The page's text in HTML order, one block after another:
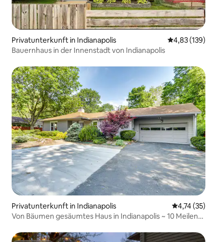
Privatunterkunft in Indianapolis
4,83 (139)
Bauernhaus in der Innenstadt von Indianapolis
Privatunterkunft in Indianapolis
4,74 (35)
Von Bäumen gesäumtes Haus in Indianapolis ~ 10 Meilen